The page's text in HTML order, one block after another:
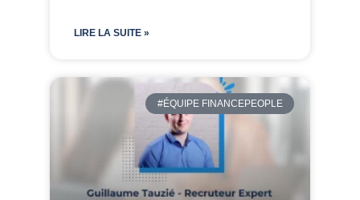
LIRE LA SUITE »
#ÉQUIPE FINANCEPEOPLE